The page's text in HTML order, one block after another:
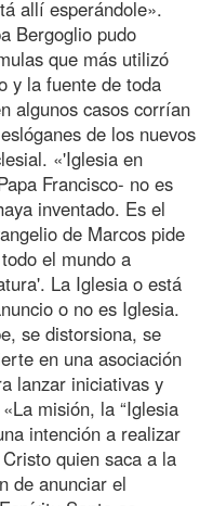
allí esperándole».
Bergoglio pudo
que más utilizó
y la fuente de toda
algunos casos corrían
de los nuevos
«'Iglesia en
Francisco- no es
inventado. Es el
de Marcos pide
el mundo a
La Iglesia o está
o no es Iglesia.
se distorsiona, se
en una asociación
lanzar iniciativas y
misión, la “Iglesia
intención a realizar
quien saca a la
de anunciar el